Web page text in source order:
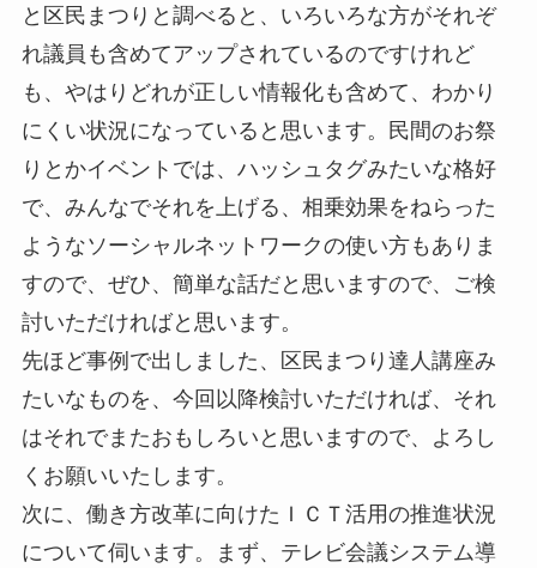
と区民まつりと調べると、いろいろな方がそれぞ
れ議員も含めてアップされているのですけれど
も、やはりどれが正しい情報化も含めて、わかり
にくい状況になっていると思います。民間のお祭
りとかイベントでは、ハッシュタグみたいな格好
で、みんなでそれを上げる、相乗効果をねらった
ようなソーシャルネットワークの使い方もありま
すので、ぜひ、簡単な話だと思いますので、ご検
討いただければと思います。
先ほど事例で出しました、区民まつり達人講座み
たいなものを、今回以降検討いただければ、それ
はそれでまたおもしろいと思いますので、よろし
くお願いいたします。
次に、働き方改革に向けたＩＣＴ活用の推進状況
について伺います。まず、テレビ会議システム導